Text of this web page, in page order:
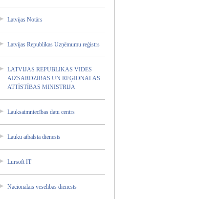
Latvija­s Notārs
Latvija­s Republi­kas Uzņēmum­u reģistr­s
LATVIJA­S REPUBLI­KAS VIDES
AIZSARD­ZĪBAS UN REĢIONĀ­LĀS
ATTĪSTĪ­BAS MINISTR­IJA
Lauksai­mniecīb­as datu centrs
Lauku atbalst­a dienest­s
Lursoft IT
Nacionā­lais veselīb­as dienest­s